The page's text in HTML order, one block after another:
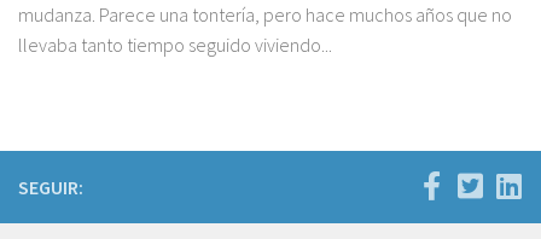
mudanza. Parece una tontería, pero hace muchos años que no
llevaba tanto tiempo seguido viviendo...
SEGUIR: